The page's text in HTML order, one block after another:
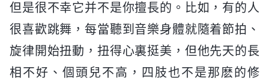
但是很不幸它并不是你擅長的。比如，有的人
很喜歡跳舞，每當聽到音樂身體就隨着節拍、
旋律開始扭動，扭得心裏挺美，但他先天的長
相不好、個頭兒不高，四肢也不是那麽的修